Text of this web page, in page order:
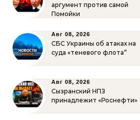
аргумент против самой
Помойки
Авг 08, 2026
СБС Украины об атаках на
суда «теневого флота”
Авг 08, 2026
Сызранский НПЗ
принадлежит «Роснефти»